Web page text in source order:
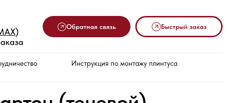
)
Обратная связь Быстрый заказ
Инструкция по монтажу плинтуса